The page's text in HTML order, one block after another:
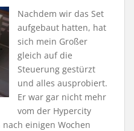
Nachdem wir das Set
aufgebaut hatten, hat
sich mein Großer
gleich auf die
Steuerung gestürzt
und alles ausprobiert.
Er war gar nicht mehr
vom der Hypercity
einigen Wochen